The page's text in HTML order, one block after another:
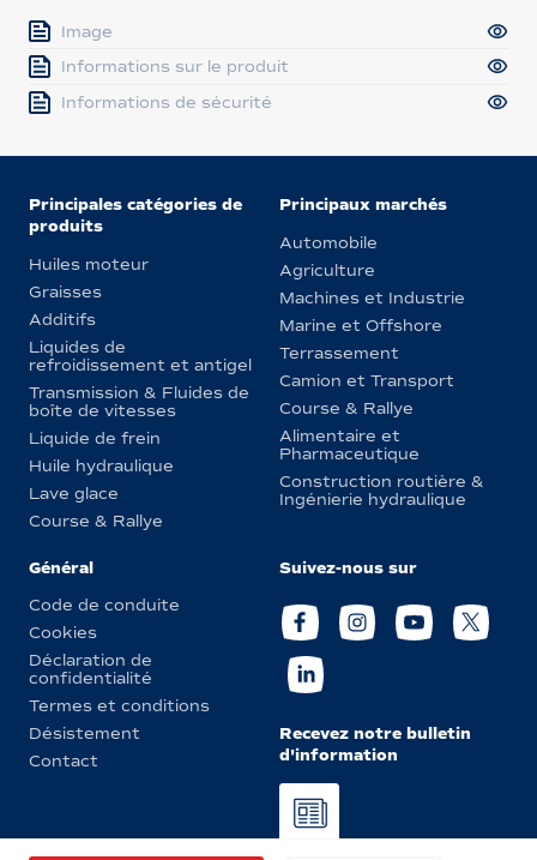
Image
Informations sur le produit
Informations de sécurité
Principales catégories de
produits
Huiles moteur
Graisses
Additifs
Liquides de
refroidissement et antigel
Transmission & Fluides de
boîte de vitesses
Liquide de frein
Huile hydraulique
Lave glace
Course & Rallye
Principaux marchés
Automobile
Agriculture
Machines et Industrie
Marine et Offshore
Terrassement
Camion et Transport
Course & Rallye
Alimentaire et
Pharmaceutique
Construction routière &
Ingénierie hydraulique
Général
Code de conduite
Cookies
Déclaration de
confidentialité
Termes et conditions
Désistement
Contact
Suivez-nous sur
Recevez notre bulletin
d'information